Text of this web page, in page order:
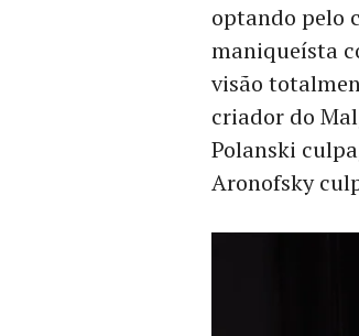
optando pelo
maniqueísta
visão
criador do
Polanski
Aronofsky